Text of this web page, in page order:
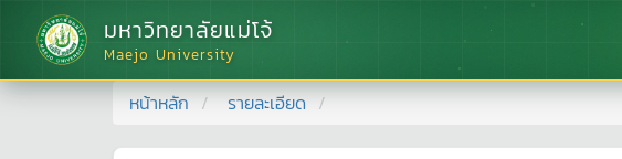
มหาวิทยาลัยแม่โจ้
Maejo University
หน้าหลัก รายละเอียด